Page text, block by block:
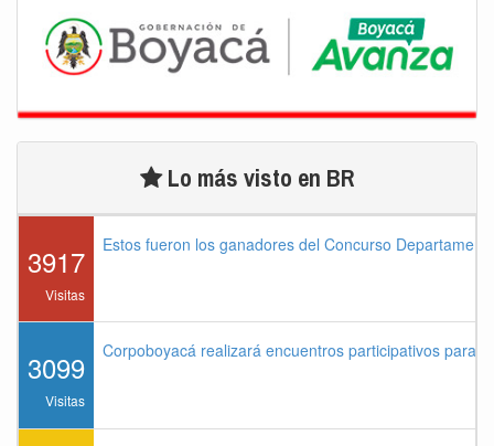
Lo más visto en BR
3917
Visitas
Estos fueron los ganadores del Concurso
3099
Visitas
Corpoboyacá realizará encuentros participativos para